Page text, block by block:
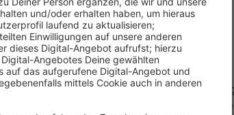
weiter möglich, aber beim Stand Up
ins Wasser gehen sollten Menschen und